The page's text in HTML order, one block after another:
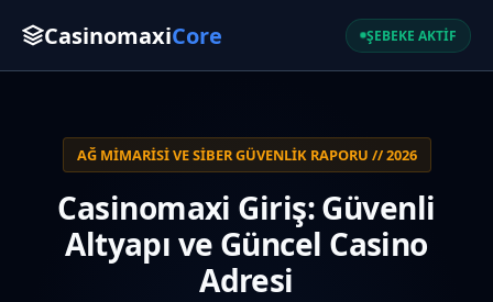
CasinomaxiCore ŞEBEKE AKTİF
AĞ MIMARISI VE SIBER GÜVENLIK RAPORU // 2026
Casinomaxi Giriş: Güvenli
Altyapı ve Güncel Casino
Adresi